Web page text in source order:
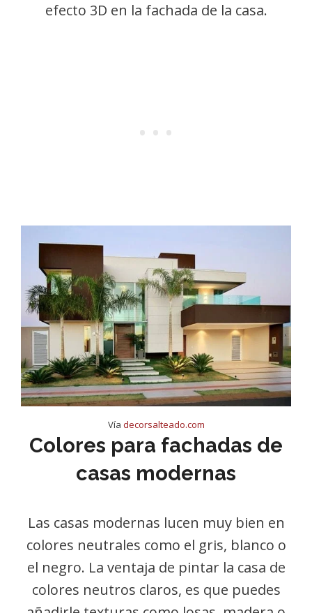
efecto 3D en la fachada de la casa.
Vía decorsalteado.com
Colores para fachadas de
casas modernas
Las casas modernas lucen muy bien en
colores neutrales como el gris, blanco o
el negro. La ventaja de pintar la casa de
colores neutros claros, es que puedes